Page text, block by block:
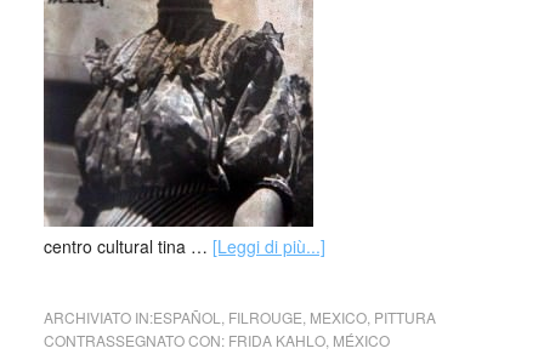
centro cultural tina … [Leggi di più...]
ARCHIVIATO IN:ESPAÑOL FILROUGE MEXICO, PITTURA
CONTRASSEGNATO CON: FRIDA KAHLO, MÉXICO